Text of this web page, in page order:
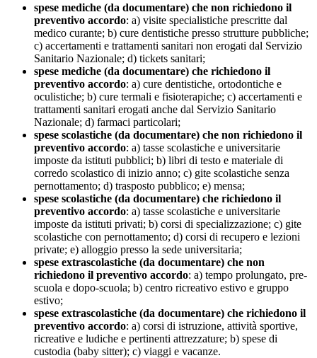
spese mediche (da documentare) che non richiedono il
preventivo accordo: a) visite specialistiche prescritte dal
medico curante; b) cure dentistiche presso strutture pubbliche;
c) accertamenti e trattamenti sanitari non erogati dal Servizio
Sanitario Nazionale; d) tickets sanitari;
spese mediche (da documentare) che richiedono il
preventivo accordo: a) cure dentistiche, ortodontiche e
oculistiche; b) cure termali e fisioterapiche; c) accertamenti e
trattamenti sanitari erogati anche dal Servizio Sanitario
Nazionale; d) farmaci particolari;
spese scolastiche (da documentare) che non richiedono il
preventivo accordo: a) tasse scolastiche e universitarie
imposte da istituti pubblici; b) libri di testo e materiale di
corredo scolastico di inizio anno; c) gite scolastiche senza
pernottamento; d) trasposto pubblico; e) mensa;
spese scolastiche (da documentare) che richiedono il
preventivo accordo: a) tasse scolastiche e universitarie
imposte da istituti privati; b) corsi di specializzazione; c) gite
scolastiche con pernottamento; d) corsi di recupero e lezioni
private; e) alloggio presso la sede universitaria;
spese extrascolastiche (da documentare) che non
richiedono il preventivo accordo: a) tempo prolungato, pre-
scuola e dopo-scuola; b) centro ricreativo estivo e gruppo
estivo;
spese extrascolastiche (da documentare) che richiedono il
preventivo accordo: a) corsi di istruzione, attività sportive,
ricreative e ludiche e pertinenti attrezzature; b) spese di
custodia (baby sitter); c) viaggi e vacanze.